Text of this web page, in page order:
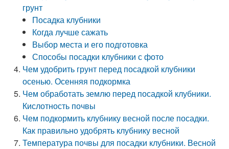
грунт
Посадка клубники
Когда лучше сажать
Выбор места и его подготовка
Способы посадки клубники с фото
Чем удобрить грунт перед посадкой клубники
осенью. Осенняя подкормка
Чем обработать землю перед посадкой клубники.
Кислотность почвы
Чем подкормить клубнику весной после посадки.
Как правильно удобрять клубнику весной
Температура почвы для посадки клубники. Весной